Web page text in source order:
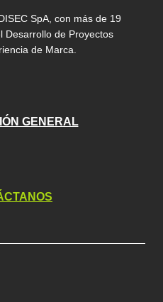
SpA, con más de 19
Desarrollo de Proyectos
de Marca.
GENERAL